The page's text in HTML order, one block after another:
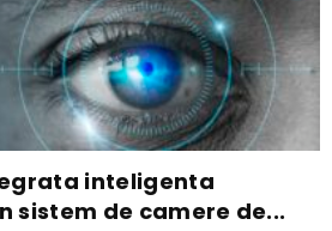
inteligenta
de camere de...